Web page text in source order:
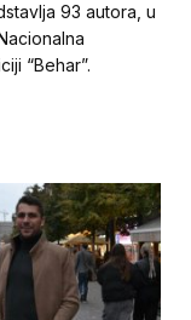
93 autora, u
“Behar”.